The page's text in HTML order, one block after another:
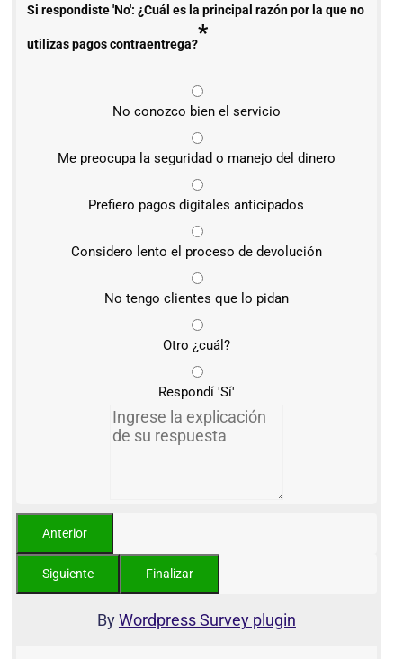
Si respondiste 'No': ¿Cuál es la principal razón por la que no
utilizas pagos contraentrega?*
No conozco bien el servicio
Me preocupa la seguridad o manejo del dinero
Prefiero pagos digitales anticipados
Considero lento el proceso de devolución
No tengo clientes que lo pidan
Otro ¿cuál?
Respondí 'Sí'
ByWordpress Survey plugin